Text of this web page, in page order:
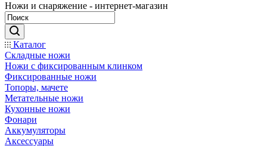
Ножи и снаряжение - интернет-магазин
Каталог
Складные ножи
Ножи с фиксированным клинком
Фиксированные ножи
Топоры, мачете
Метательные ножи
Кухонные ножи
Фонари
Аккумуляторы
Аксессуары